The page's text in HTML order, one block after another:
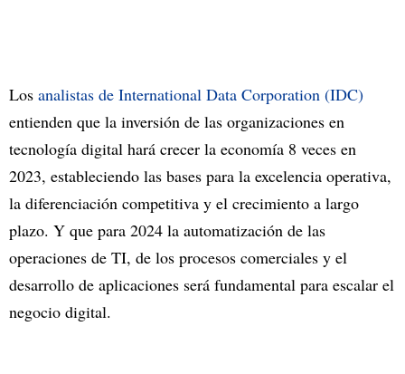
Los analistas de International Data Corporation (IDC)
entienden que la inversión de las organizaciones en
tecnología digital hará crecer la economía 8 veces en
2023, estableciendo las bases para la excelencia operativa,
la diferenciación competitiva y el crecimiento a largo
plazo. Y que para 2024 la automatización de las
operaciones de TI, de los procesos comerciales y el
desarrollo de aplicaciones será fundamental para escalar el
negocio digital.